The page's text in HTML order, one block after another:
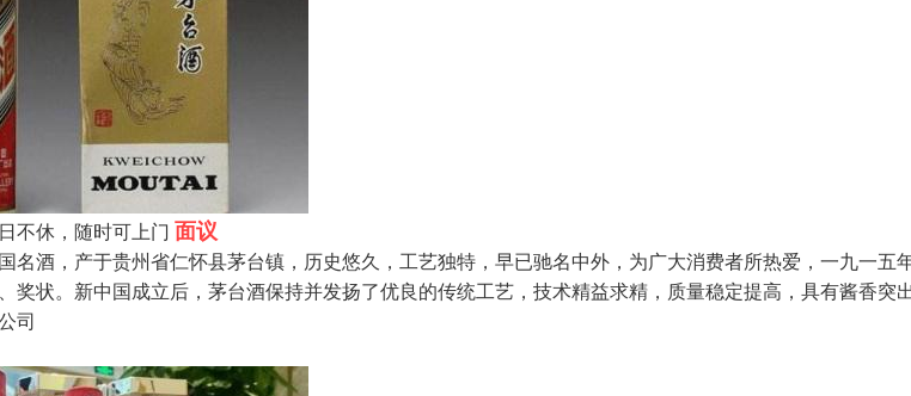
不休，随时可上门 面议
名酒，产于贵州省仁怀县茅台镇，历史悠久，工艺独特，早已驰名中外，为广大消费者所热爱，一九一五
奖状。新中国成立后，茅台酒保持并发扬了优良的传统工艺，技术精益求精，质量稳定提高，具有酱香突
司